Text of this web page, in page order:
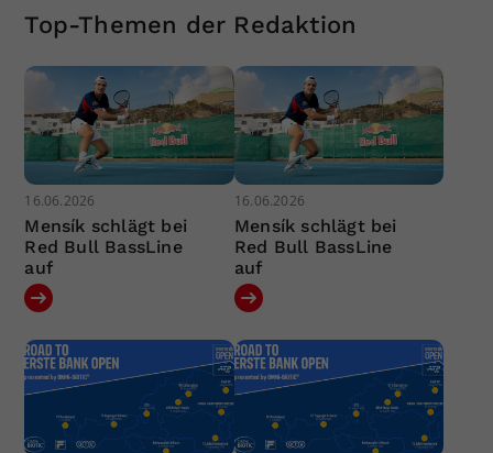
Top-Themen der Redaktion
16.06.2026
Mensík schlägt bei
Red Bull BassLine
auf
16.06.2026
Mensík schlägt bei
Red Bull BassLine
auf